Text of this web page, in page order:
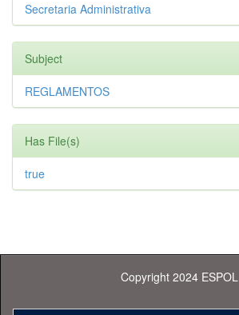
Secretaria Administrativa
Subject
REGLAMENTOS
Has File(s)
true
Copyright 2024 ESPOL